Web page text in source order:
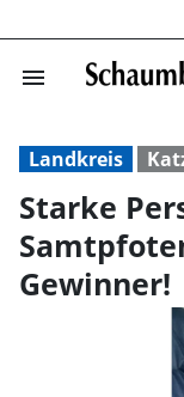
menu
Landkreis
Starke
Gewinner!